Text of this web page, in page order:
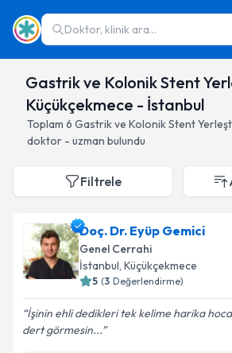
Doktor, klinik ara...
Gastrik ve Kolonik Stent
Küçükçekmece - İstanbul
Toplam 6 Gastrik ve Kolonik Stent
doktor - uzman bulundu
Filtrele
Doç. Dr. Eyüp Gemici
Genel Cerrahi
İstanbul, Küçükçekmece
5 (3 Değerlendirme)
İşinin ehli dedikleri tek kelime harika
dert görmesin...